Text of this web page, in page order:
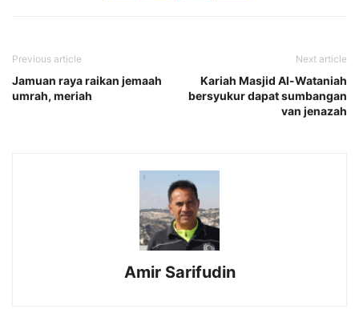
Previous article
Jamuan raya raikan jemaah
umrah, meriah
Next article
Kariah Masjid Al-Wataniah
bersyukur dapat sumbangan
van jenazah
Amir Sarifudin